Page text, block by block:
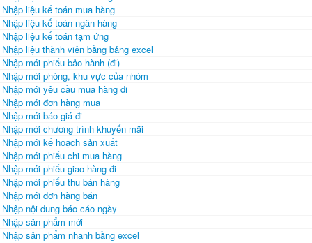
Nhập liệu kế toán mua hàng
Nhập liệu kế toán ngân hàng
Nhập liệu kế toán tạm ứng
Nhập liệu thành viên bằng bảng excel
Nhập mới phiếu bảo hành (đi)
Nhập mới phòng, khu vực của nhóm
Nhập mới yêu cầu mua hàng đi
Nhập mới đơn hàng mua
Nhập mới báo giá đi
Nhập mới chương trình khuyến mãi
Nhập mới kế hoạch sản xuất
Nhập mới phiếu chi mua hàng
Nhập mới phiếu giao hàng đi
Nhập mới phiếu thu bán hàng
Nhập mới đơn hàng bán
Nhập nội dung báo cáo ngày
Nhập sản phẩm mới
Nhập sản phẩm nhanh bằng excel